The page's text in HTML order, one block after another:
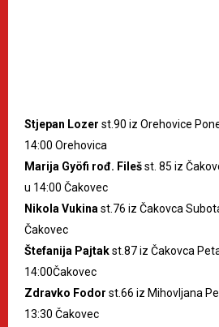
Stjepan Lozer st.90 iz Orehovice
14:00 Orehovica
Marija Gyöfi rođ. Filešst. 85 iz
u 14:00 Čakovec
Nikola Vukinast.76 iz Čakovca
Čakovec
Štefanija Pajtakst.87 iz Čakovca
14:00Čakovec
Zdravko Fodor st.66 iz Mihovljana
13:30 Čakovec